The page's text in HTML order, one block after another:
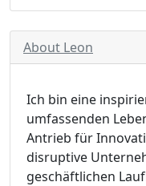
About Leon
Ich bin eine
umfassenden
Antrieb für
disruptive
geschäftlichen